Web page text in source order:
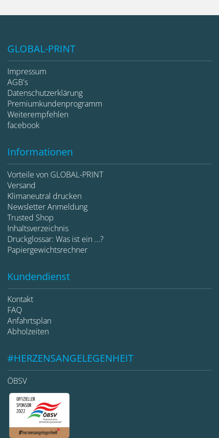
GLOBAL-PRINT
Impressum
AGB's
Datenschutzerklärung
Premiumkundenprogramm
Weiterempfehlen
facebook
Informationen
Vorteile von GLOBAL-PRINT
Versand
Klimaneutral drucken
Newsletter Anmeldung
Trusted Shop
Inhaltsverzeichnis
Druckglossar: Was ist ein ...?
Papiergewichtsrechner
Kundendienst
Kontakt
FAQ
Anfahrtsplan
Abholzeiten
#HERZENSANGELEGENHEIT
ÖBSV